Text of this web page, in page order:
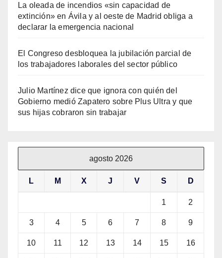
La oleada de incendios «sin capacidad de
extinción» en Ávila y al oeste de Madrid obliga a
declarar la emergencia nacional
El Congreso desbloquea la jubilación parcial de
los trabajadores laborales del sector público
Julio Martínez dice que ignora con quién del
Gobierno medió Zapatero sobre Plus Ultra y que
sus hijas cobraron sin trabajar
agosto 2026
L M X J V S D
1 2
3 4 5 6 7 8 9
10 11 12 13 14 15 16